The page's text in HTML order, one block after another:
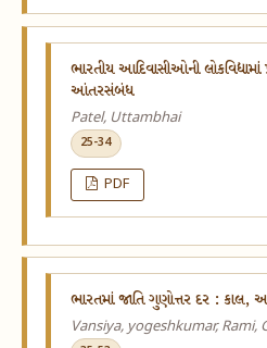
ભારતીય આદિવાસીઓની લોકવિદ્યામાં
આંતરસંબંધ
Patel, Uttambhai
25-34
PDF
​ભારતમાં​ જાતિ ગુણોત્તર દર :
Vansiya, yogeshkumar, Rami,